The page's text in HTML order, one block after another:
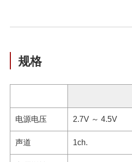
规格
电源电压 2.7V ～ 4.5V
声道 1ch.